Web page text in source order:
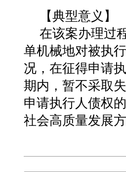
【典型意义】
在该案办理过
单机械地对被执
况，在征得申请
期内，暂不采取
申请执行人债权
社会高质量发展